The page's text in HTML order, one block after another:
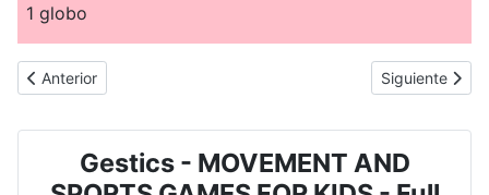
1 globo
Artículo anterior: JUEGO DE MOVIMIENTO Y DEPORTES PARA
Anterior Artículo
Siguiente
Gestics - MOVEMENT AND